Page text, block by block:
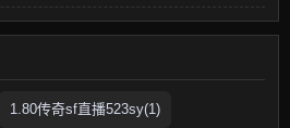
1.80传奇sf直播523sy(1)